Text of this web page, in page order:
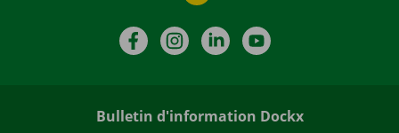
FacebookInstagramLinkedIn
Bulletin d'information Dockx